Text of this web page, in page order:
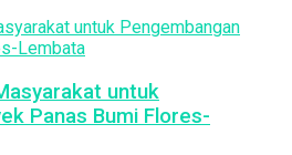
untuk
Panas Bumi Flores-